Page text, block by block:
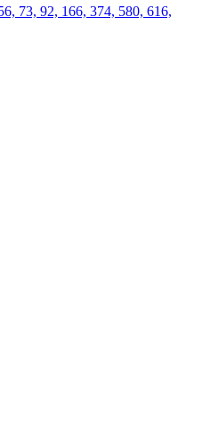
73, 92, 166, 374, 580, 616,